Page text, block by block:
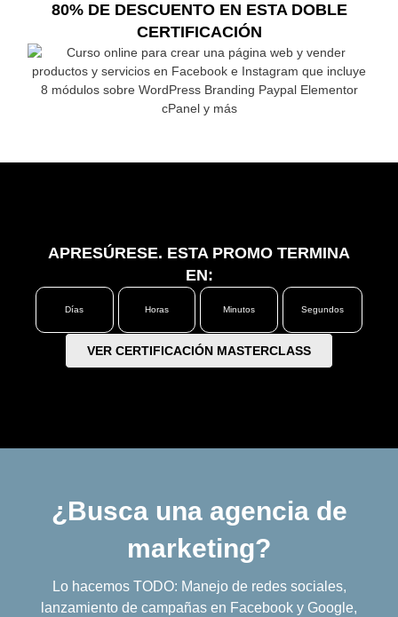
80% DE DESCUENTO EN ESTA DOBLE
CERTIFICACIÓN
APRESÚRESE. ESTA PROMO TERMINA
EN:
Días Horas Minutos Segundos
VER CERTIFICACIÓN MASTERCLASS
¿Busca una agencia de
marketing?
Lo hacemos TODO: Manejo de redes sociales,
lanzamiento de campañas en Facebook y Google,